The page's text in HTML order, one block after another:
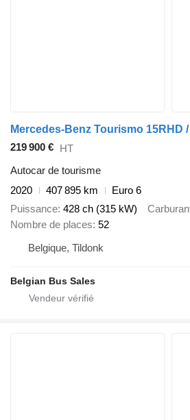
219 900 € HT
Autocar de tourisme
2020
407 895 km
Euro 6
Puissance 428 ch (315 kW)
Nombre de places 52
Belgique, Tildonk
Belgian Bus Sales